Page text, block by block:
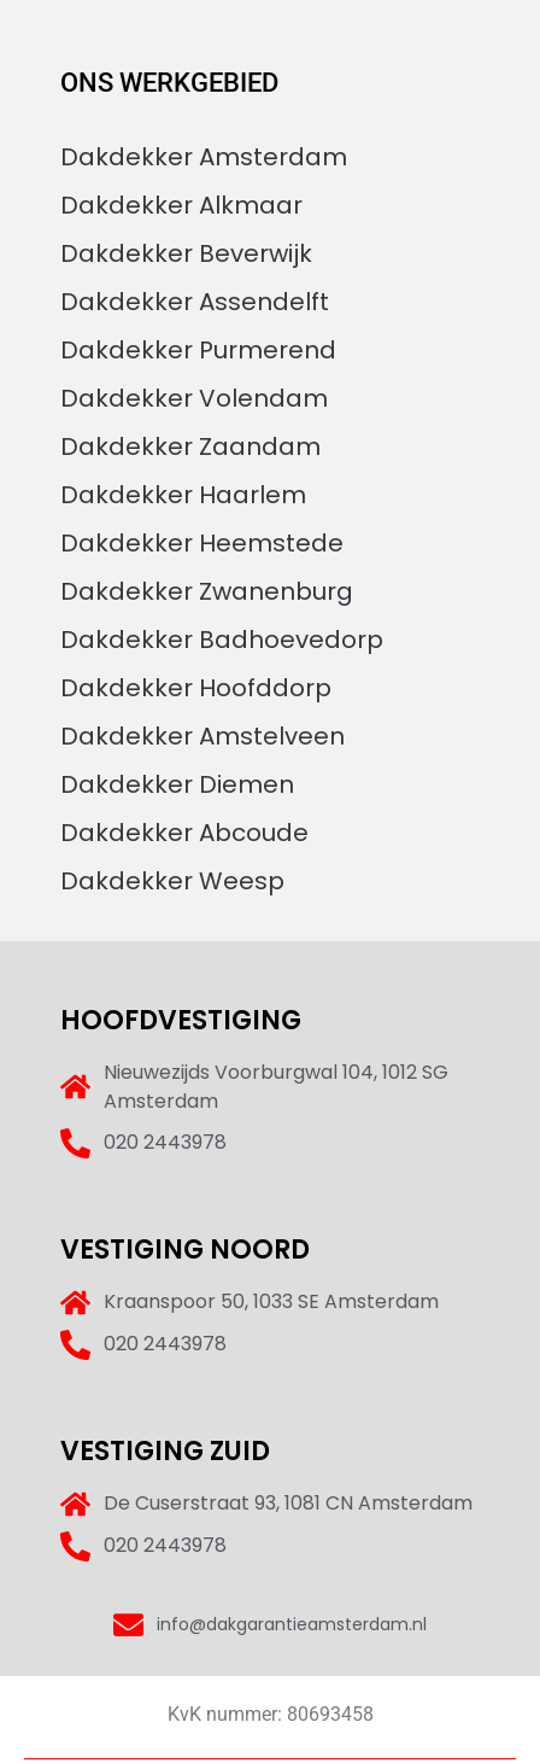
ONS WERKGEBIED
Dakdekker Amsterdam
Dakdekker Alkmaar
Dakdekker Beverwijk
Dakdekker Assendelft
Dakdekker Purmerend
Dakdekker Volendam
Dakdekker Zaandam
Dakdekker Haarlem
Dakdekker Heemstede
Dakdekker Zwanenburg
Dakdekker Badhoevedorp
Dakdekker Hoofddorp
Dakdekker Amstelveen
Dakdekker Diemen
Dakdekker Abcoude
Dakdekker Weesp
HOOFDVESTIGING
Nieuwezijds Voorburgwal 104, 1012 SG
Amsterdam
020 2443978
VESTIGING NOORD
Kraanspoor 50, 1033 SE Amsterdam
020 2443978
VESTIGING ZUID
De Cuserstraat 93, 1081 CN Amsterdam
020 2443978
info@dakgarantieamsterdam.nl
KvK nummer: 80693458
Chantal